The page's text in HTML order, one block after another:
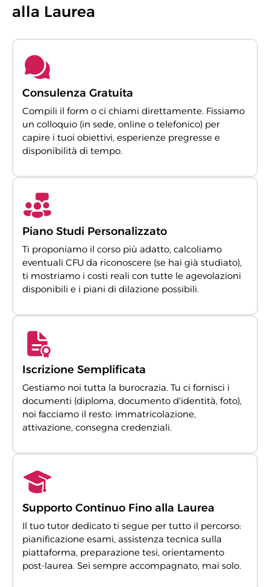
alla Laurea
Consulenza Gratuita
Compili il form o ci chiami direttamente. Fissiamo
un colloquio (in sede, online o telefonico) per
capire i tuoi obiettivi, esperienze pregresse e
disponibilità di tempo.
Piano Studi Personalizzato
Ti proponiamo il corso più adatto, calcoliamo
eventuali CFU da riconoscere (se hai già studiato),
ti mostriamo i costi reali con tutte le agevolazioni
disponibili e i piani di dilazione possibili.
Iscrizione Semplificata
Gestiamo noi tutta la burocrazia. Tu ci fornisci i
documenti (diploma, documento d'identità, foto),
noi facciamo il resto: immatricolazione,
attivazione, consegna credenziali.
Supporto Continuo Fino alla Laurea
Il tuo tutor dedicato ti segue per tutto il percorso:
pianificazione esami, assistenza tecnica sulla
piattaforma, preparazione tesi, orientamento
post-laurea. Sei sempre accompagnato, mai solo.